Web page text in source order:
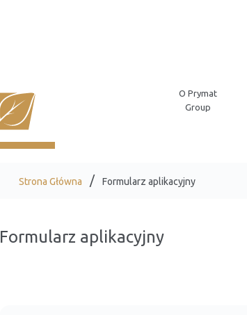
O Prymat
Group
Strona Główna Formularz aplikacyjny
Formularz aplikacyjny